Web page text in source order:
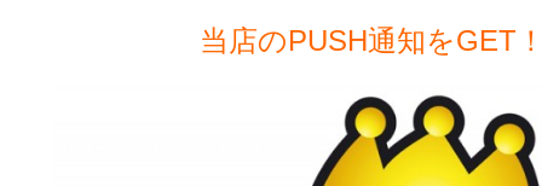
当店のPUSH通知をGET